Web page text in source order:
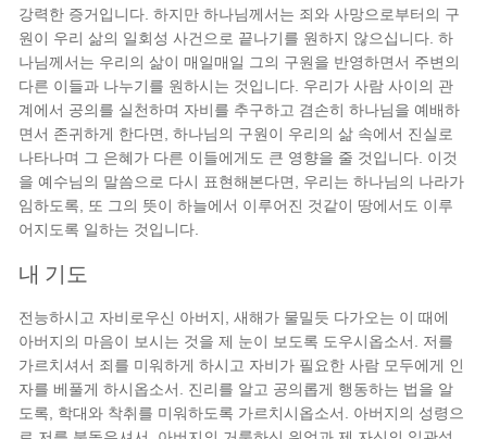
강력한 증거입니다. 하지만 하나님께서는 죄와 사망으로부터의 구
원이 우리 삶의 일회성 사건으로 끝나기를 원하지 않으십니다. 하
나님께서는 우리의 삶이 매일매일 그의 구원을 반영하면서 주변의
다른 이들과 나누기를 원하시는 것입니다. 우리가 사람 사이의 관
계에서 공의를 실천하며 자비를 추구하고 겸손히 하나님을 예배하
면서 존귀하게 한다면, 하나님의 구원이 우리의 삶 속에서 진실로
나타나며 그 은혜가 다른 이들에게도 큰 영향을 줄 것입니다. 이것
을 예수님의 말씀으로 다시 표현해본다면, 우리는 하나님의 나라가
임하도록, 또 그의 뜻이 하늘에서 이루어진 것같이 땅에서도 이루
어지도록 일하는 것입니다.
내 기도
전능하시고 자비로우신 아버지, 새해가 물밀듯 다가오는 이 때에
아버지의 마음이 보시는 것을 제 눈이 보도록 도우시옵소서. 저를
가르치셔서 죄를 미워하게 하시고 자비가 필요한 사람 모두에게 인
자를 베풀게 하시옵소서. 진리를 알고 공의롭게 행동하는 법을 알
도록, 학대와 착취를 미워하도록 가르치시옵소서. 아버지의 성령으